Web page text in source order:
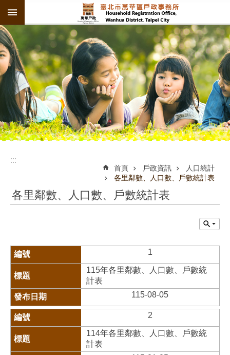
跳到主要內容區塊
:::
:::
首頁 戶政資訊
人口統計
各里鄰數、人口數、戶數統計表
各里鄰數、人口數、戶數統計表
1
115年各里鄰數、人口數、戶數統
計表
115-08-05
2
114年各里鄰數、人口數、戶數統
計表